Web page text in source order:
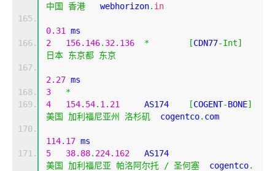
中国 香港
   webhorizon
. in
0.31
ms
2
156.146. 32.136 * [CDN77-Int]
日本 东京都 东京
2.27 ms
3
*
4
154.54. 1.21
     AS174
[COGENT-BONE]
美国 加利福尼亚州 洛杉矶
  cogentco
. com
114.17 ms
5
38.88. 224.162
美国 加利福尼亚 帕洛阿尔托 / 圣何塞
  cogentco
.